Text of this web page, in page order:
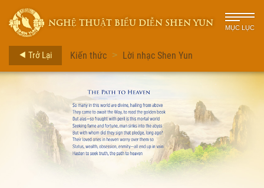
NGHỆ THUẬT BIỂU DIỄN SHEN YUN MỤC LỤC
Trở Lại Kiến thức > Lời nhạc Shen Yun